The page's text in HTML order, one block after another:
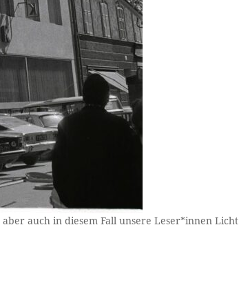
auch in diesem Fall unsere Leser*innen Licht